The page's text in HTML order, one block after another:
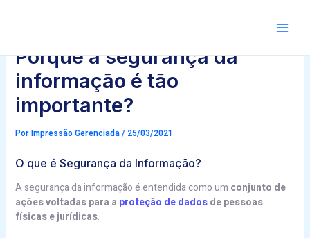
Porque a segurança da
informação é tão
importante?
PorImpressão Gerenciada/ 25/03/2021
O que é Segurança da Informação?
A segurança da informação é entendida como um conjunto de
ações voltadas para a proteção de dadosde pessoas
físicas e jurídicas.